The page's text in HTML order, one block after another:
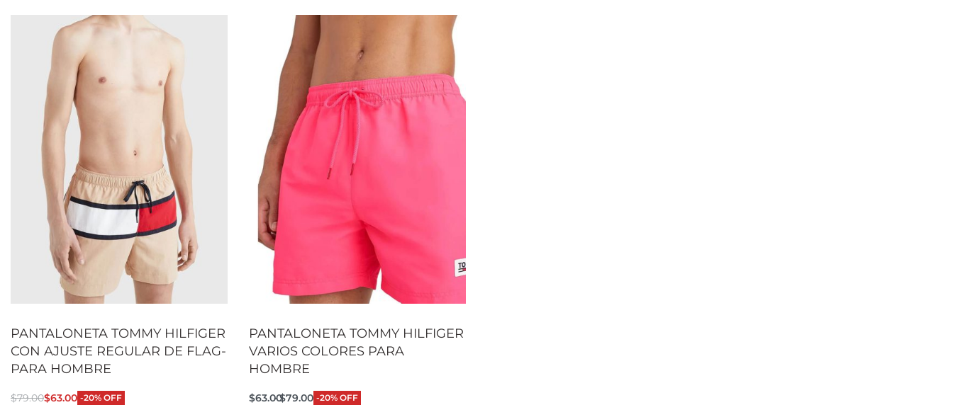
PANTALONETA TOMMY HILFIGER
CON AJUSTE REGULAR DE FLAG-
PARA HOMBRE
$79.00$63.00 -20% OFF
PANTALONETA TOMMY HILFIGER
VARIOS COLORES PARA
HOMBRE
$63.00$79.00 -20% OFF